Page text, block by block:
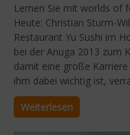
Lernen Sie mit worlds of
Heute: Christian Sturm-
Restaurant Yu Sushi im
bei der Anuga 2013 zum
damit eine große
ihm dabei wichtig ist,
Weiterlesen